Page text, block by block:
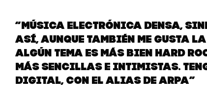
“Música electrónica densa,
así, aunque también me gusta
algún tema es más bien hard
más sencillas e intimistas.
digital, con el alias de aRPA”